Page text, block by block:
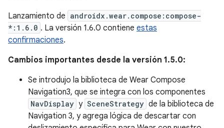
Lanzamiento de androidx.wear.compose:compose-
*:1.6.0 . La versión 1.6.0 contiene estas
confirmaciones.
Cambios importantes desde la versión 1.5.0:
Se introdujo la biblioteca de Wear Compose
Navigation3, que se integra con los componentes
NavDisplay y SceneStrategy de la biblioteca de
Navigation 3, y agrega lógica de descartar con